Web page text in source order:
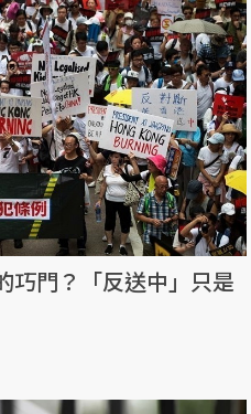
巧門？「反送中」只是